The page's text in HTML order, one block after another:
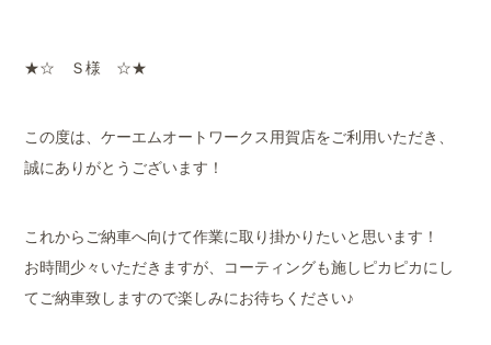
★☆ Ｓ様 ☆★
この度は、ケーエムオートワークス用賀店をご利用いただき、
誠にありがとうございます！
これからご納車へ向けて作業に取り掛かりたいと思います！
お時間少々いただきますが、コーティングも施しピカピカにし
てご納車致しますので楽しみにお待ちください♪